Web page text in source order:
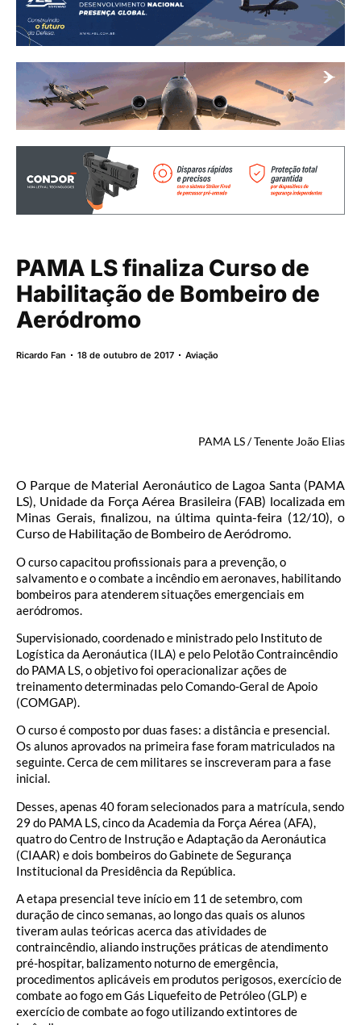
PAMA LS finaliza Curso de
Habilitação de Bombeiro de
Aeródromo
Ricardo Fan 18 de outubro de 2017 Aviação
PAMA LS / Tenente João Elias
O Parque de Material Aeronáutico de Lagoa Santa (PAMA
LS), Unidade da Força Aérea Brasileira (FAB) localizada em
Minas Gerais, finalizou, na última quinta-feira (12/10), o
Curso de Habilitação de Bombeiro de Aeródromo.
O curso capacitou profissionais para a prevenção, o
salvamento e o combate a incêndio em aeronaves, habilitando
bombeiros para atenderem situações emergenciais em
aeródromos.
Supervisionado, coordenado e ministrado pelo Instituto de
Logística da Aeronáutica (ILA) e pelo Pelotão Contraincêndio
do PAMA LS, o objetivo foi operacionalizar ações de
treinamento determinadas pelo Comando-Geral de Apoio
(COMGAP).
O curso é composto por duas fases: a distância e presencial.
Os alunos aprovados na primeira fase foram matriculados na
seguinte. Cerca de cem militares se inscreveram para a fase
inicial.
Desses, apenas 40 foram selecionados para a matrícula, sendo
29 do PAMA LS, cinco da Academia da Força Aérea (AFA),
quatro do Centro de Instrução e Adaptação da Aeronáutica
(CIAAR) e dois bombeiros do Gabinete de Segurança
Institucional da Presidência da República.
A etapa presencial teve início em 11 de setembro, com
duração de cinco semanas, ao longo das quais os alunos
tiveram aulas teóricas acerca das atividades de
contraincêndio, aliando instruções práticas de atendimento
pré-hospitar, balizamento noturno de emergência,
procedimentos aplicáveis em produtos perigosos, exercício de
combate ao fogo em Gás Liquefeito de Petróleo (GLP) e
exercício de combate ao fogo utilizando extintores de